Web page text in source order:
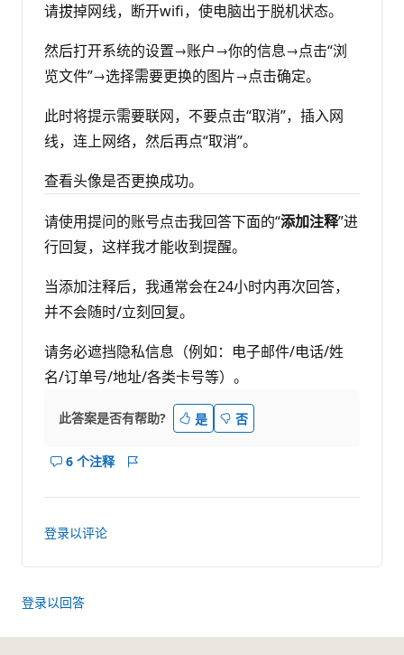
请拔掉网线，断开wifi，使电脑出于脱机状态。
然后打开系统的设置→账户→你的信息→点击“浏
览文件”→选择需要更换的图片→点击确定。
此时将提示需要联网，不要点击“取消”，插入网
线，连上网络，然后再点“取消”。
查看头像是否更换成功。
请使用提问的账号点击我回答下面的“添加注释”进
行回复，这样我才能收到提醒。
当添加注释后，我通常会在24小时内再次回答，
并不会随时/立刻回复。
请务必遮挡隐私信息（例如：电子邮件/电话/姓
名/订单号/地址/各类卡号等）。
此答案是否有帮助? 是 否
6 个注释
显
答
案
的
释
报
登录以评论
登录以回答